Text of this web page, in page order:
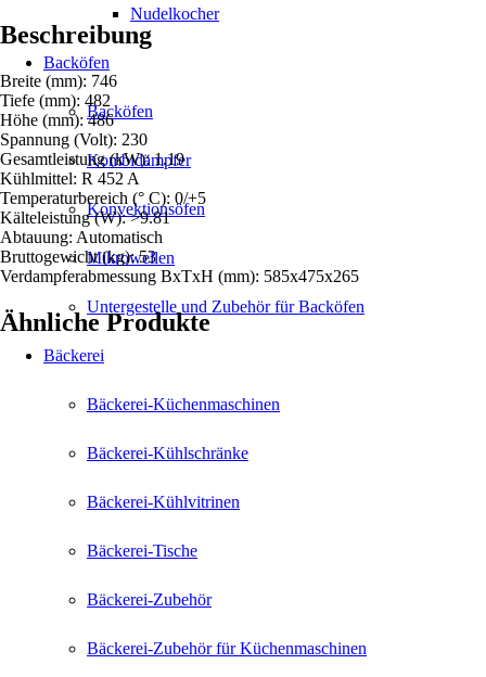
Nudelkocher
Backöfen
Backöfen
Kombidämpfer
Konvektionsöfen
Mikrowellen
Untergestelle und Zubehör für Backöfen
Bäckerei
Bäckerei-Küchenmaschinen
Bäckerei-Kühlschränke
Bäckerei-Kühlvitrinen
Bäckerei-Tische
Bäckerei-Zubehör
Bäckerei-Zubehör für Küchenmaschinen
Beschreibung
Breite (mm): 746
Tiefe (mm): 482
Höhe (mm): 486
Spannung (Volt): 230
Gesamtleistung (kW): 1.19
Kühlmittel: R 452 A
Temperaturbereich (° C): 0/+5
Kälteleistung (W): >9.81
Abtauung: Automatisch
Bruttogewicht (kg): 53
Verdampferabmessung BxTxH (mm): 585x475x265
Ähnliche Produkte